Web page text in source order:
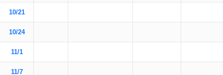
10/21
10/24
11/1
11/7